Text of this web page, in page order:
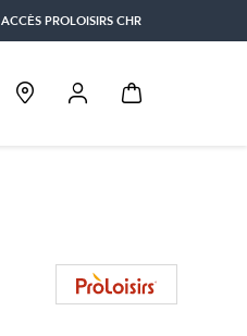
ACCÈS PROLOISIRS CHR